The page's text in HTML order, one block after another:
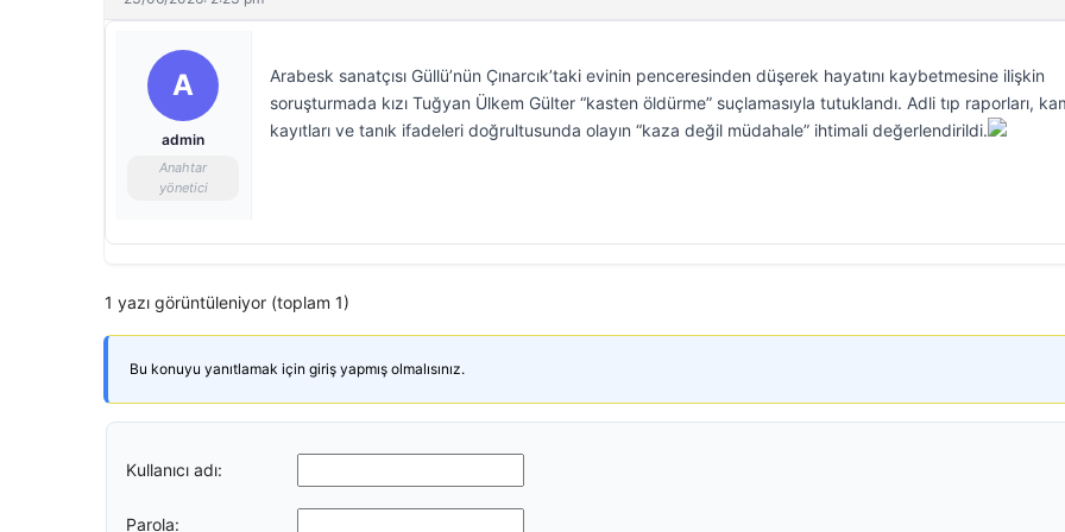
A
admin
Anahtar
yönetici
Arabesk sanatçısı Güllü’nün Çınarcık’taki evinin penceresinden düşerek hayatını kaybetmesine ilişkin
soruşturmada kızı Tuğyan Ülkem Gülter “kasten öldürme” suçlamasıyla tutuklandı. Adli tıp raporları,
kayıtları ve tanık ifadeleri doğrultusunda olayın “kaza değil müdahale” ihtimali değerlendirildi.
1 yazı görüntüleniyor (toplam 1)
Bu konuyu yanıtlamak için giriş yapmış olmalısınız.
Kullanıcı adı:
Parola: